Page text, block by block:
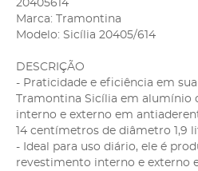
20405614
Marca: Tramontina
Modelo: Sicília 20405/614
DESCRIÇÃO
- Praticidade e eficiência em
Tramontina Sicília em
interno e externo em
14 centímetros de diâmetro 1,9
- Ideal para uso diário, ele é
revestimento interno e externo